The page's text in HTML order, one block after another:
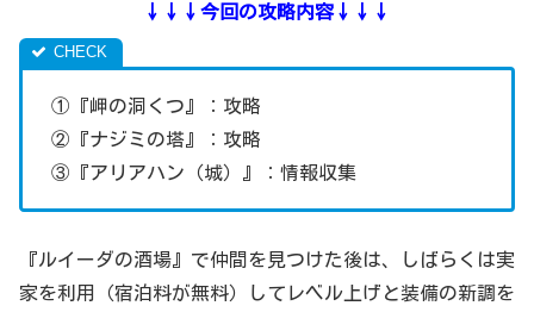
↓↓↓今回の攻略内容↓↓↓
①『岬の洞くつ』：攻略
②『ナジミの塔』：攻略
③『アリアハン（城）』：情報収集
『ルイーダの酒場』で仲間を見つけた後は、しばらくは実
家を利用（宿泊料が無料）してレベル上げと装備の新調を